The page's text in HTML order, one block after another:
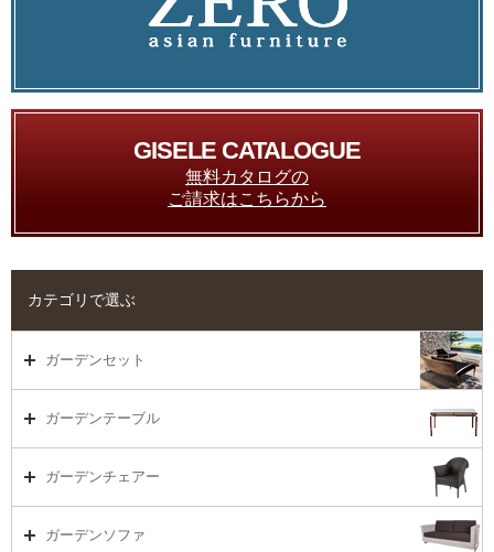
GISELE CATALOGUE
無料カタログの
ご請求はこちらから
カテゴリで選ぶ
ガーデンセット
ガーデンセット（海外在庫）
リビング・ソファ
ガーデンテーブル
ガーデンテーブルTOP
ガーデンチェアー
ガーデンチェアーTOP
ガーデンソファ